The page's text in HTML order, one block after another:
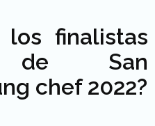
los finalistas
de San
chef 2022?